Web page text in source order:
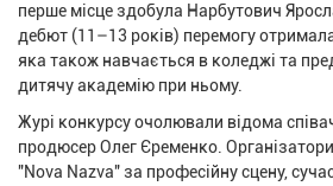
перше місце здобула Нарбутович
дебют (11–13 років) перемогу
яка також навчається в коледжі та
дитячу академію при ньому.
Журі конкурсу очолювали відома
продюсер Олег Єременко.
"Nova Nazva" за професійну сцену,